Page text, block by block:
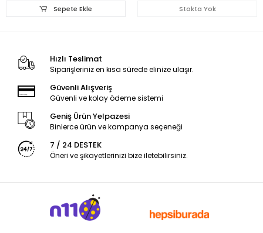
Sepete Ekle Stokta Yok
Hızlı Teslimat
Siparişleriniz en kısa sürede elinize ulaşır.
Güvenli Alışveriş
Güvenli ve kolay ödeme sistemi
Geniş Ürün Yelpazesi
Binlerce ürün ve kampanya seçeneği
7 / 24 DESTEK
Öneri ve şikayetlerinizi bize iletebilirsiniz.